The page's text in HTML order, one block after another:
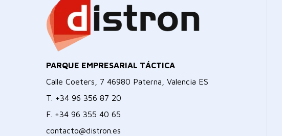
PARQUE EMPRESARIAL TÁCTICA
Calle Coeters, 7 46980 Paterna, Valencia ES
T. +34 96 356 87 20
F. +34 96 355 40 65
contacto@distron.es